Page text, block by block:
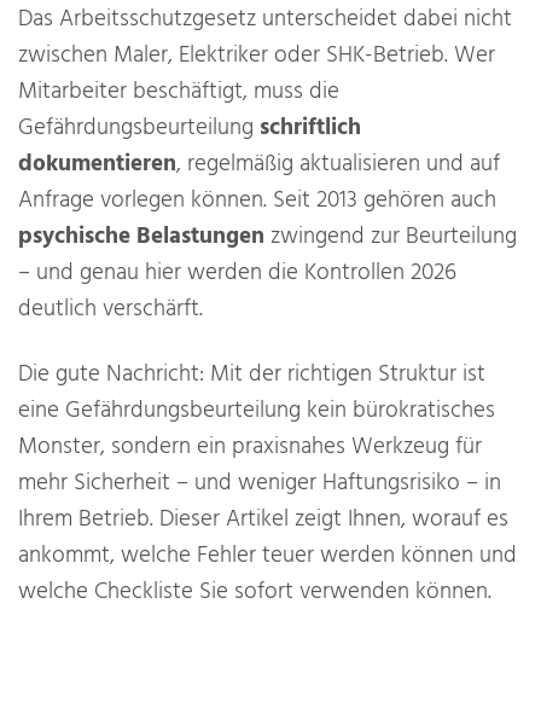
Das Arbeitsschutzgesetz unterscheidet dabei nicht
zwischen Maler, Elektriker oder SHK-Betrieb. Wer
Mitarbeiter beschäftigt, muss die
Gefährdungsbeurteilung schriftlich
dokumentieren, regelmäßig aktualisieren und auf
Anfrage vorlegen können. Seit 2013 gehören auch
psychische Belastungen zwingend zur Beurteilung
– und genau hier werden die Kontrollen 2026
deutlich verschärft.
Die gute Nachricht: Mit der richtigen Struktur ist
eine Gefährdungsbeurteilung kein bürokratisches
Monster, sondern ein praxisnahes Werkzeug für
mehr Sicherheit – und weniger Haftungsrisiko – in
Ihrem Betrieb. Dieser Artikel zeigt Ihnen, worauf es
ankommt, welche Fehler teuer werden können und
welche Checkliste Sie sofort verwenden können.